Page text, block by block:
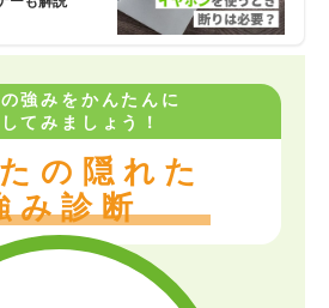
強みをかんたんに
てみましょう！
の隠れた
み診断